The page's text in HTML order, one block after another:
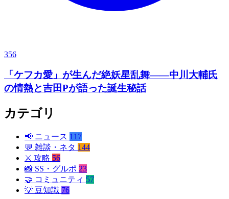
356
「ケフカ愛」が生んだ絶妖星乱舞——中川大輔氏
の情熱と吉田Pが語った誕生秘話
カテゴリ
📢 ニュース 117
💬 雑談・ネタ 144
⚔️ 攻略 56
📸 SS・グルポ 23
🤝 コミュニティ 57
💡 豆知識 76